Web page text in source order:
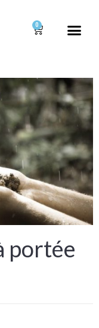
0
portée